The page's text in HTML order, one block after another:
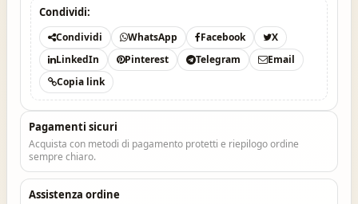
Condividi:
Condividi WhatsApp Facebook
X
LinkedIn
Pinterest Telegram
Email
Copia link
Pagamenti sicuri
Acquista con metodi di pagamento protetti e riepilogo ordine
sempre chiaro.
Assistenza ordine